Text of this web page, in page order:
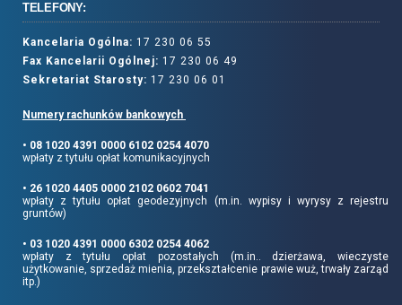
TELEFONY:
Kancelaria Ogólna: 17 230 06 55
Fax Kancelarii Ogólnej: 17 230 06 49
Sekretariat Starosty: 17 230 06 01
Numery rachunków bankowych
• 08 1020 4391 0000 6102 0254 4070
wpłaty z tytułu opłat komunikacyjnych
• 26 1020 4405 0000 2102 0602 7041
wpłaty z tytułu opłat geodezyjnych (m.in. wypisy i wyrysy z rejestru
gruntów)
• 03 1020 4391 0000 6302 0254 4062
wpłaty z tytułu opłat pozostałych (m.in.. dzierżawa, wieczyste
użytkowanie, sprzedaż mienia, przekształcenie prawie wuż, trwały zarząd
itp.)